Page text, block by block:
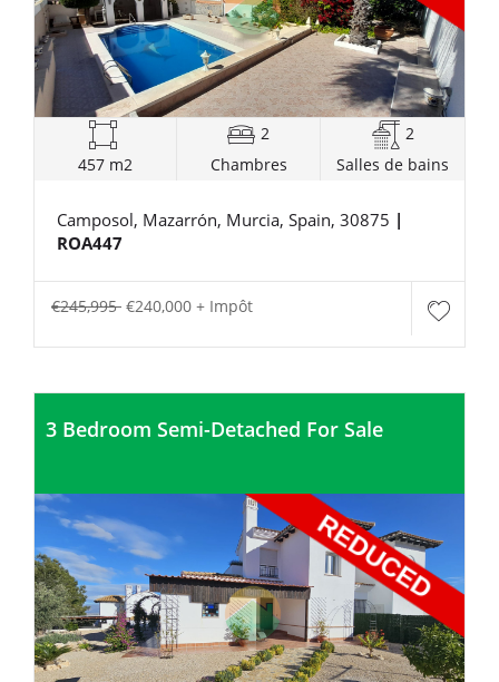
457 m2
2
Chambres
2
Salles de bains
Camposol, Mazarrón, Murcia, Spain, 30875 |
ROA447
€245,995 €240,000 + Impôt
3 Bedroom Semi-Detached For Sale